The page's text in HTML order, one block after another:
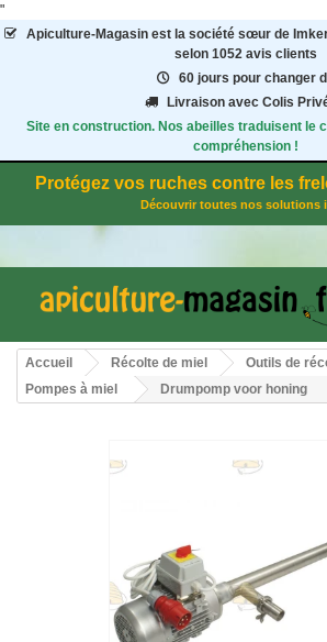
"
Apiculture-Magasinest la société sœur de
selon 1052 avis clients
60 jours pour changer
Livraison avec Colis
Site en construction. Nos abeilles traduisent le
compréhension !
Protégez vos ruches contre les
Découvrir toutes nos solutions
Accueil Récolte de miel
Outils de
Pompes à miel
Drumpomp voor honing